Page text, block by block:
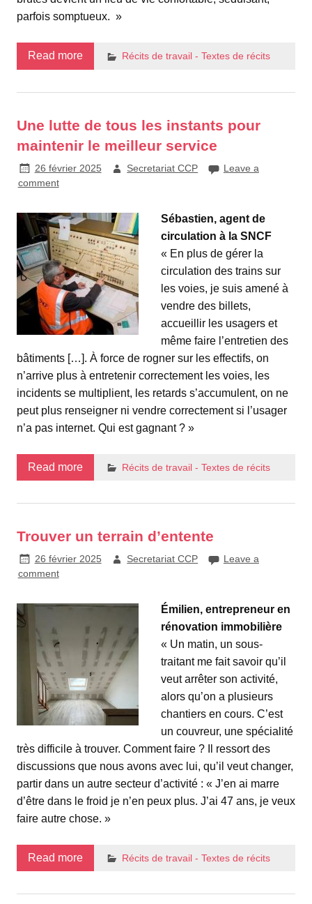
parfois somptueux. »
Read more Récits de travail - Textes de récits
Une lutte de tous les instants pour
maintenir le meilleur service
26 février 2025 Secretariat CCP
Leave a
comment
Sébastien, agent de
circulation à la SNCF
« En plus de gérer la
circulation des trains sur
les voies, je suis amené à
vendre des billets,
accueillir les usagers et
même faire l’entretien des
bâtiments […]. À force de rogner sur les effectifs, on
n’arrive plus à entretenir correctement les voies, les
incidents se multiplient, les retards s’accumulent, on ne
peut plus renseigner ni vendre correctement si l’usager
n’a pas internet. Qui est gagnant ? »
Read more Récits de travail - Textes de récits
Trouver un terrain d’entente
26 février 2025 Secretariat CCP
Leave a
comment
Émilien, entrepreneur en
rénovation immobilière
« Un matin, un sous-
traitant me fait savoir qu’il
veut arrêter son activité,
alors qu’on a plusieurs
chantiers en cours. C’est
un couvreur, une spécialité
très difficile à trouver. Comment faire ? Il ressort des
discussions que nous avons avec lui, qu’il veut changer,
partir dans un autre secteur d’activité : « J’en ai marre
d’être dans le froid je n’en peux plus. J’ai 47 ans, je veux
faire autre chose. »
Read more Récits de travail - Textes de récits